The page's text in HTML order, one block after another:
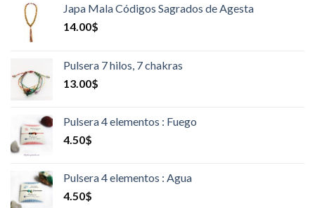
Japa Mala Códigos Sagrados de Agesta
14.00$
Pulsera 7 hilos, 7 chakras
13.00$
Pulsera 4 elementos : Fuego
4.50$
Pulsera 4 elementos : Agua
4.50$